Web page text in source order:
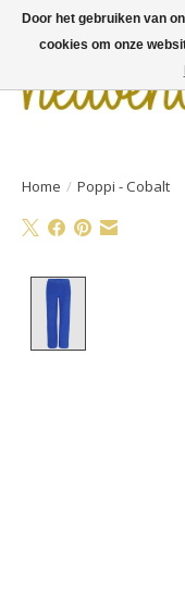
Home / Poppi - Cobalt
Product
Door het gebruiken van
cookies om onze